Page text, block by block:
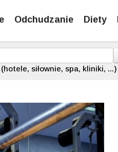
Odchudzanie Diety
siłownie, spa, kliniki, ...)